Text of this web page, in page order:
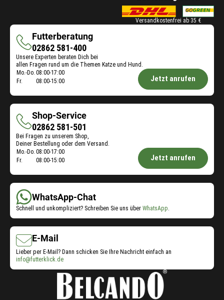
Versandkostenfrei ab 35 €
Futterberatung
Futterberatung
02862 581-400
Unsere Experten beraten Dich bei
allen Fragen rund um die Themen Katze und Hund.
Öffnungszeiten
Mo.-Do. 08:00-17:00
Fr.
08:00-15:00 Jetzt anrufen
Shop-Service
Shop-
Service
02862 581-501
Bei Fragen zu unserem Shop,
Deiner Bestellung oder dem Versand.
Öffnungszeiten
Service:
Mo.-Do. 08:00-17:00
Fr.
08:00-15:00 Jetzt anrufen
WhatsApp-Chat
Schnell und unkompliziert? Schreiben Sie uns über WhatsApp.
E-Mail
Lieber per E-Mail? Dann schicken Sie Ihre Nachricht einfach an
info@futterklick.de